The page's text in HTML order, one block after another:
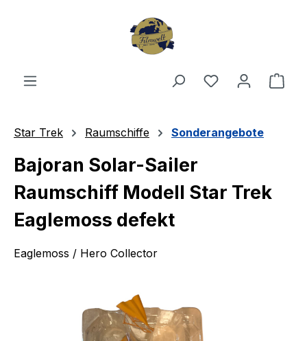
Du hast 0
Star Trek Raumschiffe Sonderangebote
Bajoran Solar-Sailer
Raumschiff Modell Star Trek
Eaglemoss defekt
Eaglemoss / Hero Collector